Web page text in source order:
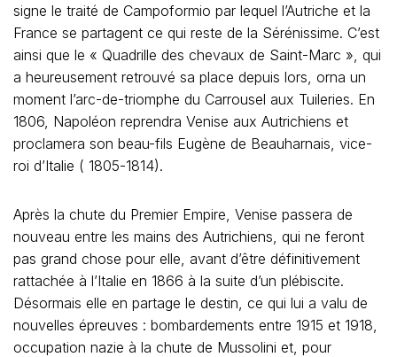
signe le traité de Campoformio par lequel l’Autriche et la
France se partagent ce qui reste de la Sérénissime. C’est
ainsi que le « Quadrille des chevaux de Saint-Marc », qui
a heureusement retrouvé sa place depuis lors, orna un
moment l’arc-de-triomphe du Carrousel aux Tuileries. En
1806, Napoléon reprendra Venise aux Autrichiens et
proclamera son beau-fils Eugène de Beauharnais, vice-
roi d’Italie ( 1805-1814).
Après la chute du Premier Empire, Venise passera de
nouveau entre les mains des Autrichiens, qui ne feront
pas grand chose pour elle, avant d’être définitivement
rattachée à l’Italie en 1866 à la suite d’un plébiscite.
Désormais elle en partage le destin, ce qui lui a valu de
nouvelles épreuves : bombardements entre 1915 et 1918,
occupation nazie à la chute de Mussolini et, pour